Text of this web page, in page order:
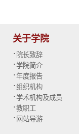
关于学院
· 院长致辞
·学院简介
·年度报告
·组织机构
·学术机构及成员
·教职工
· 网站导游